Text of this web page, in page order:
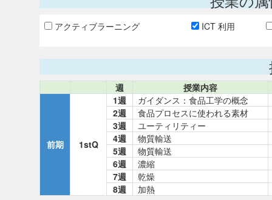
アクティブラーニング ICT 利用
週 授業内容
前期 1stQ
1週
ガイダンス：食品工学の概念
2週
食品プロセスに使われる素材
3週
ユーティリティー
4週
物質輸送
5週
物質輸送
6週
濃縮
7週
乾燥
8週
加熱